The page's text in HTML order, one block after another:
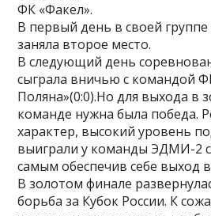
ФК «Факел».
В первый день в своей
заняла второе место.
В следующий день
сыграла вничью с командой
Поляна»(0:0).Но для выхода в
команде нужна была победа.
характер, высокий уровень
выиграли у команды ЭДМИ-2
самым обеспечив себе выход
В золотом финале
борьба за Кубок России. К